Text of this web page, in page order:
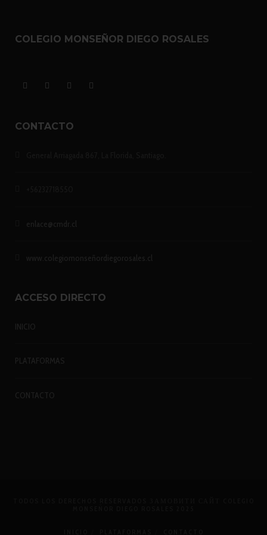
COLEGIO MONSEÑOR DIEGO ROSALES
CONTACTO
enlace@cmdr.cl
www.colegiomonseñordiegorosales.cl
ACCESO DIRECTO
INICIO
PLATAFORMAS
CONTACTO